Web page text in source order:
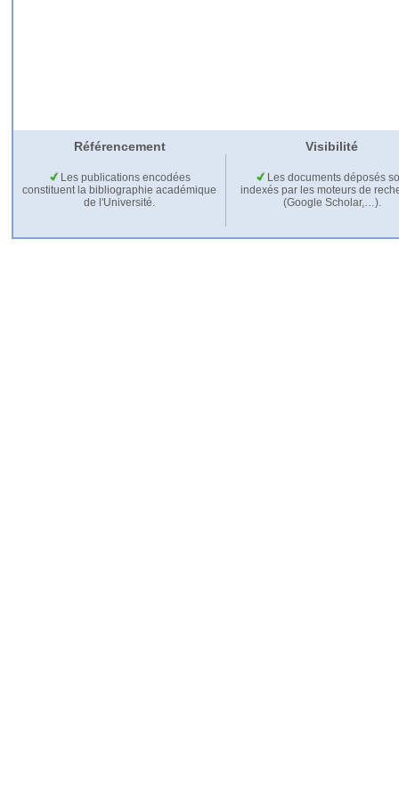
Référencement Visibilité
Les publications encodées
constituent la bibliographie académique
de l'Université.
Les documents déposés
indexés par les moteurs de
(Google Scholar,…).